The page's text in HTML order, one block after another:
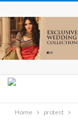
Home protest